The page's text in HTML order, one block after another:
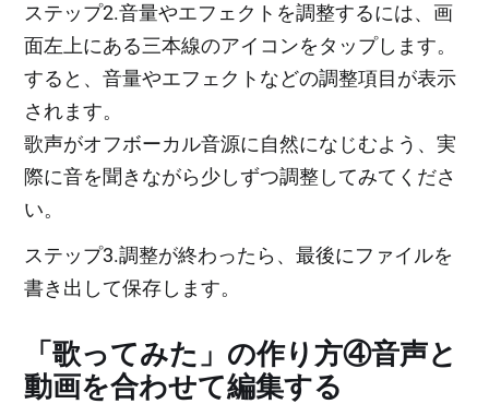
ステップ2.音量やエフェクトを調整するには、画
面左上にある三本線のアイコンをタップします。
すると、音量やエフェクトなどの調整項目が表示
されます。
歌声がオフボーカル音源に自然になじむよう、実
際に音を聞きながら少しずつ調整してみてくださ
い。
ステップ3.調整が終わったら、最後にファイルを
書き出して保存します。
「歌ってみた」の作り方④音声と
動画を合わせて編集する